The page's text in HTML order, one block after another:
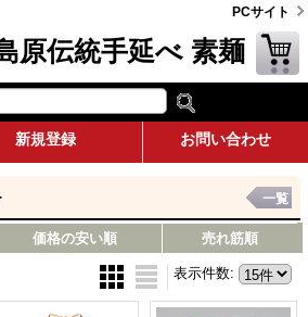
PCサイト
原伝統手延べ 素麺
新規登録 お問い合わせ
一覧
価格の安い順 売れ筋順
表示件数: